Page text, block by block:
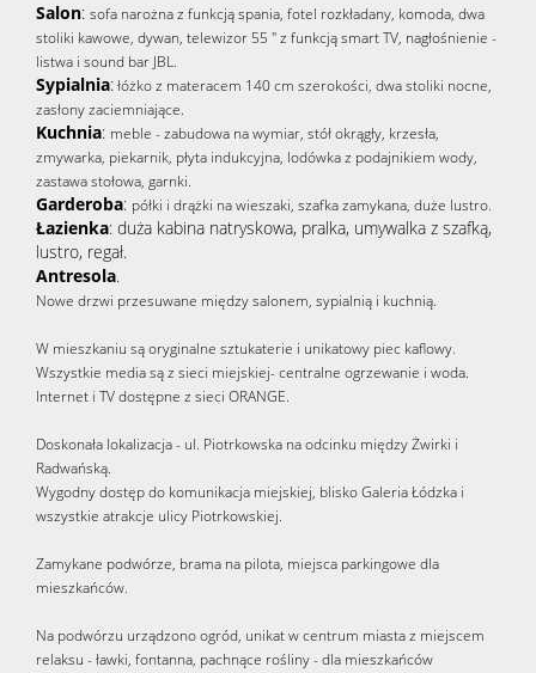
Salon: sofa narożna z funkcją spania, fotel rozkładany, komoda, dwa
stoliki kawowe, dywan, telewizor 55 " z funkcją smart TV, nagłośnienie -
listwa i sound bar JBL.
Sypialnia:łóżko z materacem 140 cm szerokości, dwa stoliki nocne,
zasłony zaciemniające.
Kuchnia: meble - zabudowa na wymiar, stół okrągły, krzesła,
zmywarka, piekarnik, płyta indukcyjna, lodówka z podajnikiem wody,
zastawa stołowa, garnki.
Garderoba: półki i drążki na wieszaki, szafka zamykana, duże lustro.
Łazienka: duża kabina natryskowa, pralka, umywalka z szafką,
lustro, regał.
Antresola.
Nowe drzwi przesuwane między salonem, sypialnią i kuchnią.
W mieszkaniu są oryginalne sztukaterie i unikatowy piec kaflowy.
Wszystkie media są z sieci miejskiej- centralne ogrzewanie i woda.
Internet i TV dostępne z sieci ORANGE.
Doskonała lokalizacja - ul. Piotrkowska na odcinku między Żwirki i
Radwańską.
Wygodny dostęp do komunikacja miejskiej, blisko Galeria Łódzka i
wszystkie atrakcje ulicy Piotrkowskiej.
Zamykane podwórze, brama na pilota, miejsca parkingowe dla
mieszkańców.
Na podwórzu urządzono ogród, unikat w centrum miasta z miejscem
relaksu - ławki, fontanna, pachnące rośliny - dla mieszkańców